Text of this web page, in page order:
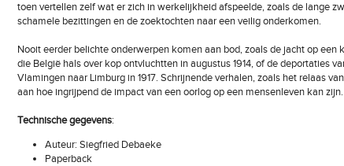
toen vertellen zelf wat er zich in werkelijkheid afspeelde, zoals de lange
schamele bezittingen en de zoektochten naar een veilig onderkomen.
Nooit eerder belichte onderwerpen komen aan bod, zoals de jacht op een
die België hals over kop ontvluchtten in augustus 1914, of de deportaties
Vlamingen naar Limburg in 1917. Schrijnende verhalen, zoals het relaas
aan hoe ingrijpend de impact van een oorlog op een mensenleven kan zijn.
Technische gegevens:
Auteur: Siegfried Debaeke
Paperback